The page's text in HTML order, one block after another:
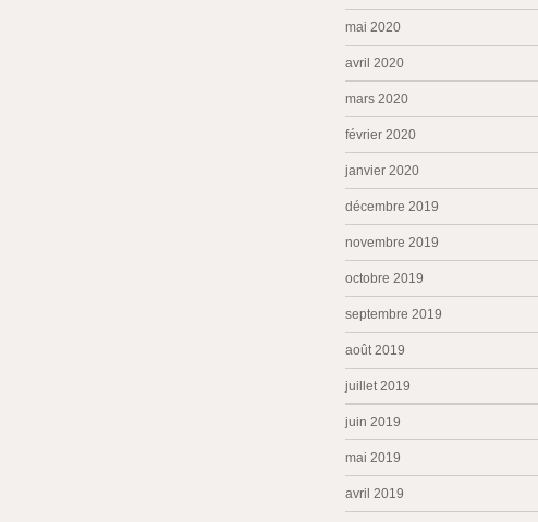
mai 2020
avril 2020
mars 2020
février 2020
janvier 2020
décembre 2019
novembre 2019
octobre 2019
septembre 2019
août 2019
juillet 2019
juin 2019
mai 2019
avril 2019